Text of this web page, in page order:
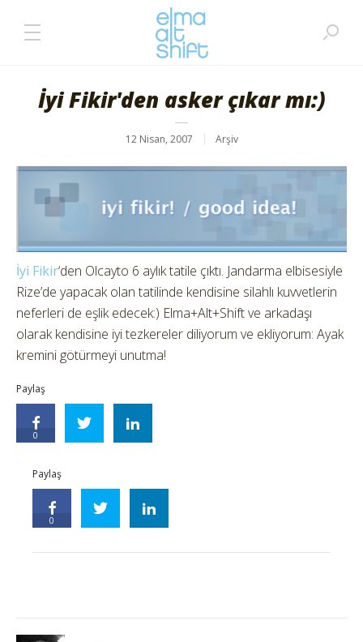
İyi Fikir'den asker çıkar mı:)
12 Nisan, 2007 Arşiv
İyi Fikir‘den Olcayto 6 aylık tatile çıktı. Jandarma elbisesiyle
Rize’de yapacak olan tatilinde kendisine silahlı kuvvetlerin
neferleri de eşlik edecek:) Elma+Alt+Shift ve arkadaşı
olarak kendisine iyi tezkereler diliyorum ve ekliyorum: Ayak
kremini götürmeyi unutma!
Paylaş
0
Paylaş
0